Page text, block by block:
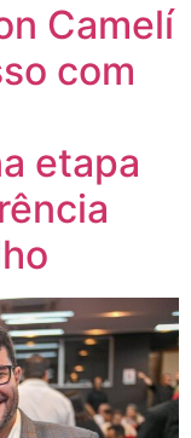
Camelí
com
etapa